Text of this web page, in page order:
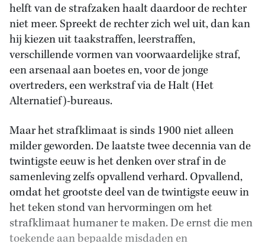
helft van de strafzaken haalt daardoor de rechter
niet meer. Spreekt de rechter zich wel uit, dan kan
hij kiezen uit taakstraffen, leerstraffen,
verschillende vormen van voorwaardelijke straf,
een arsenaal aan boetes en, voor de jonge
overtreders, een werkstraf via de Halt (Het
Alternatief)-bureaus.
Maar het strafklimaat is sinds 1900 niet alleen
milder geworden. De laatste twee decennia van de
twintigste eeuw is het denken over straf in de
samenleving zelfs opvallend verhard. Opvallend,
omdat het grootste deel van de twintigste eeuw in
het teken stond van hervormingen om het
strafklimaat humaner te maken. De ernst die men
toekende aan bepaalde misdaden en